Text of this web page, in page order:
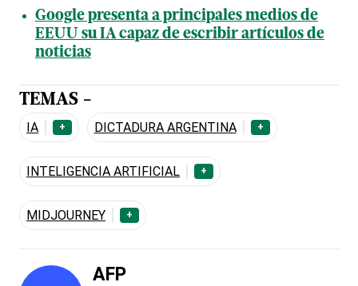
Google presenta a principales medios de
EEUU su IA capaz de escribir artículos de
noticias
TEMAS -
IA + DICTADURA ARGENTINA +
INTELIGENCIA ARTIFICIAL +
MIDJOURNEY +
AFP